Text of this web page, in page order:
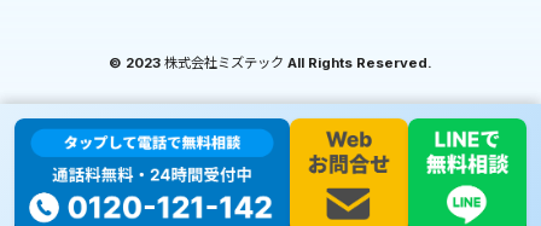
© 2023 株式会社ミズテック All Rights Reserved.